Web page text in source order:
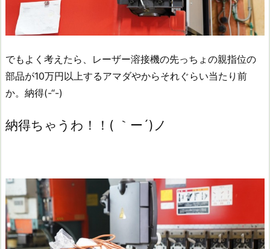
でもよく考えたら、レーザー溶接機の先っちょの親指位の
部品が10万円以上するアマダやからそれぐらい当たり前
か。納得(-“-)
納得ちゃうわ！！( ｀ー´)ノ